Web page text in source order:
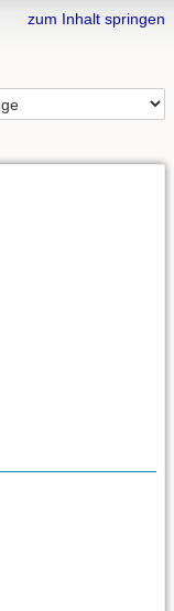
zum Inhalt springen